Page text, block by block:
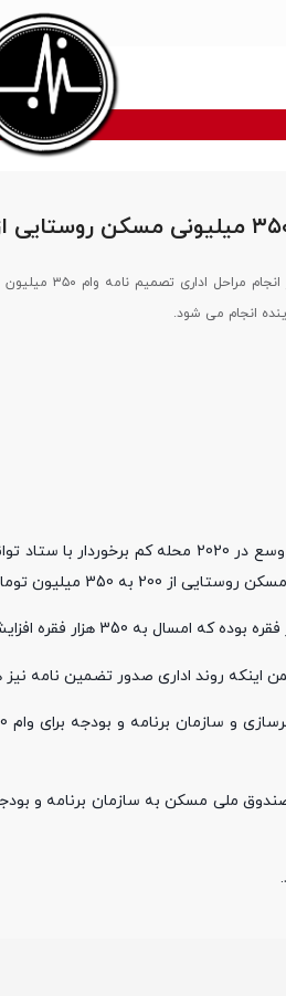
رئیس بنیاد
انجام می شود.
تومان افزایش یافت.
اینکه روند اداری صدور تضمین نامه